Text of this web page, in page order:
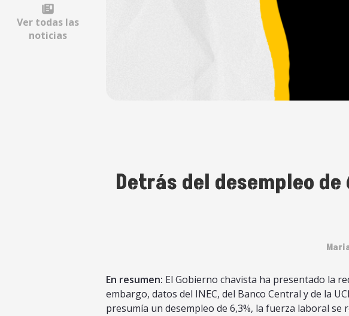
Ver todas las
noticias
Detrás del desempleo
En resumen: El Gobierno chavista ha presentado la
embargo, datos del INEC, del Banco Central y de la
presumía un desempleo de 6,3%, la fuerza laboral se